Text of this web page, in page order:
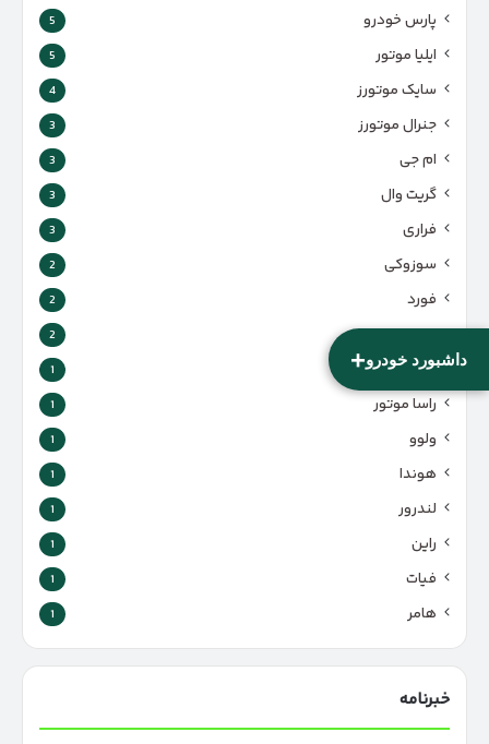
+داشبورد خودرو
پارس‌ خودرو 5
ایلیا موتور 5
سایک موتورز 4
جنرال موتورز 3
ام جی 3
گریت وال 3
فراری 3
سوزوکی 2
فورد 2
سیف خودرو 2
تسلا 1
راسا موتور 1
ولوو 1
هوندا 1
لندرور 1
راین 1
فیات 1
هامر 1
خبرنامه